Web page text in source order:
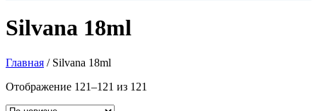
Silvana 18ml
Главная / Silvana 18ml
Отображение 121–121 из 121